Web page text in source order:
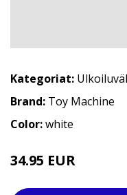
Kategoriat:
Brand: Toy Machine
Color:white
34.95 EUR